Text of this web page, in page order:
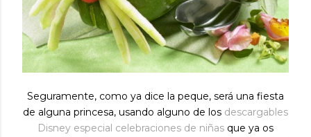
Seguramente, como ya dice la peque, será una fiesta
de alguna princesa, usando alguno de los descargables
Disney especial celebraciones de niñas que ya os